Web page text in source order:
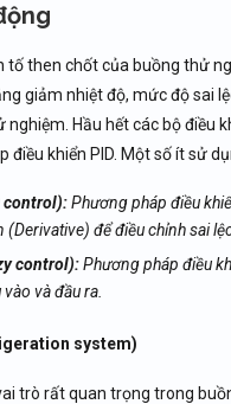
tố then chốt của buồng thử
giảm nhiệt độ, mức độ sai
Hầu hết các bộ điều
điều khiển PID. Một số ít sử
control):Phương pháp điều
để điều chỉnh sai
control):Phương pháp điều
và đầu ra.
system)
trò rất quan trọng trong